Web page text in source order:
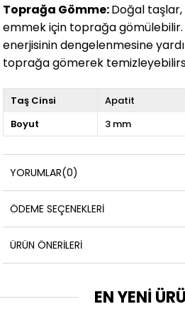
Toprağa Gömme:Doğal taşlar,
emmek için toprağa gömülebilir.
enerjisinin dengelenmesine
toprağa gömerek
Taş Cinsi
Apatit
Boyut
3 mm
YORUMLAR(0)
ÖDEME SEÇENEKLERI
ÜRÜN ÖNERILERI
EN YENİ